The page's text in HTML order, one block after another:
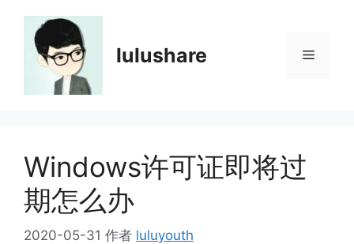
lulushare 菜
Windows许可证即将过
期怎么办
2020-05-31 作者 luluyouth